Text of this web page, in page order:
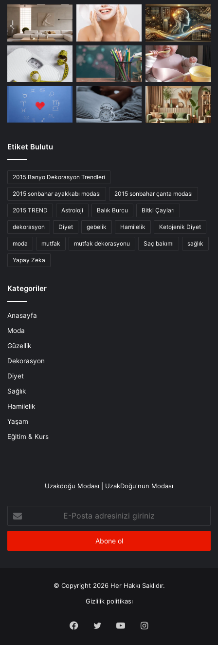
Etiket Bulutu
2015 Banyo Dekorasyon Trendleri
2015 sonbahar ayakkabı modası 2015 sonbahar çanta modası
2015 TREND Astroloji Balık Burcu Bitki Çayları
dekorasyon Diyet gebelik Hamilelik Ketojenik Diyet
moda mutfak mutfak dekorasyonu Saç bakımı sağlık
Yapay Zeka
Kategoriler
Anasayfa
Moda
Güzellik
Dekorasyon
Diyet
Sağlık
Hamilelik
Yaşam
Eğitim & Kurs
Uzakdoğu Modası | UzakDoğu'nun Modası
Posta
adresinizi
© Copyright 2026 Her Hakkı Saklıdır.
Gizlilik politikası
Facebook
X YouTubeInstagram